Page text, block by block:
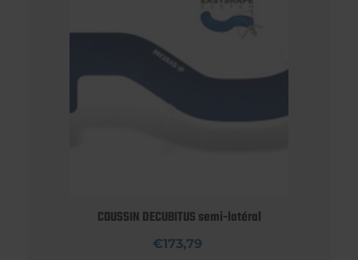
COUSSIN DECUBITUS semi-latéral
€173,79